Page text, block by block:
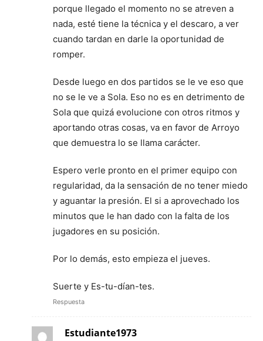
porque llegado el momento no se atreven a
nada, esté tiene la técnica y el descaro, a ver
cuando tardan en darle la oportunidad de
romper.
Desde luego en dos partidos se le ve eso que
no se le ve a Sola. Eso no es en detrimento de
Sola que quizá evolucione con otros ritmos y
aportando otras cosas, va en favor de Arroyo
que demuestra lo se llama carácter.
Espero verle pronto en el primer equipo con
regularidad, da la sensación de no tener miedo
y aguantar la presión. El si a aprovechado los
minutos que le han dado con la falta de los
jugadores en su posición.
Por lo demás, esto empieza el jueves.
Suerte y Es-tu-dían-tes.
Respuesta
Estudiante1973